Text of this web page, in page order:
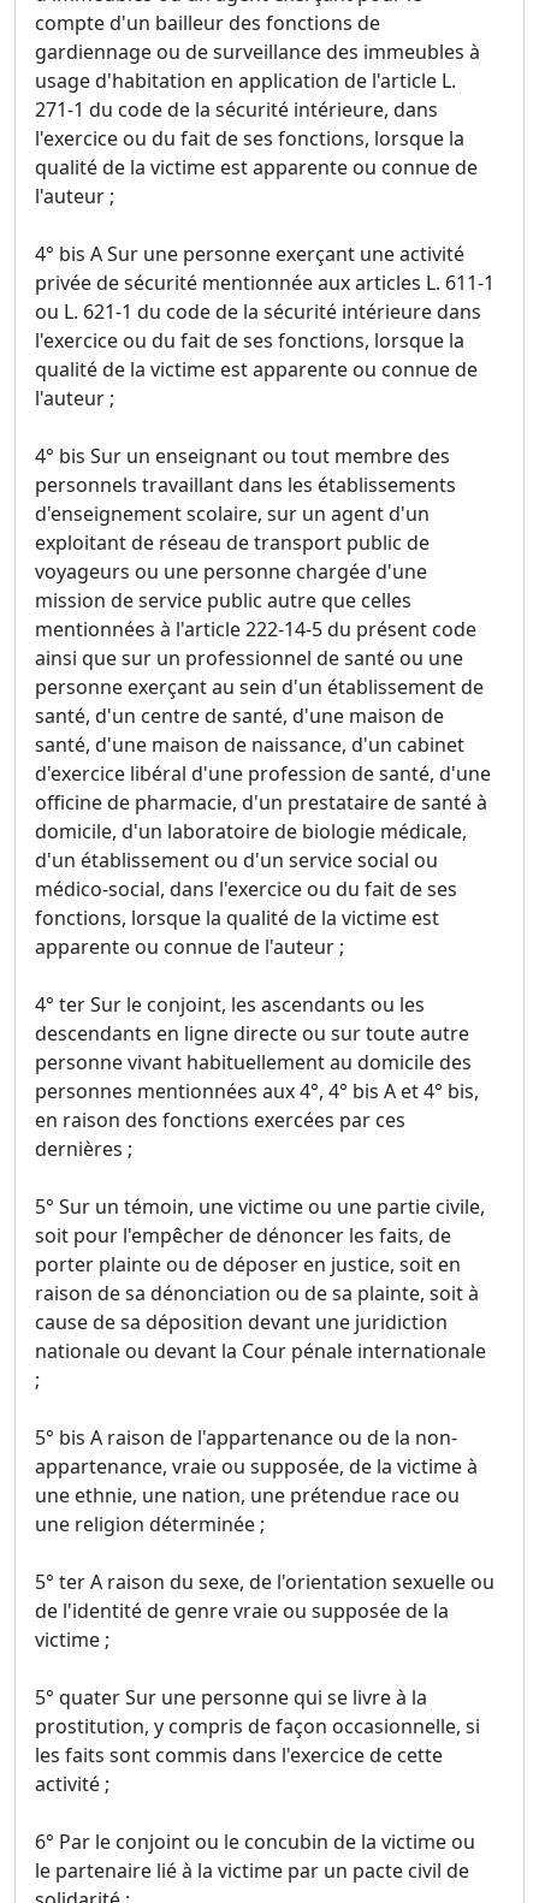
compte d'un bailleur des fonctions de
gardiennage ou de surveillance des immeubles à
usage d'habitation en application de l'article L.
271-1 du code de la sécurité intérieure, dans
l'exercice ou du fait de ses fonctions, lorsque la
qualité de la victime est apparente ou connue de
l'auteur ;
4° bis A Sur une personne exerçant une activité
privée de sécurité mentionnée aux articles L. 611-1
ou L. 621-1 du code de la sécurité intérieure dans
l'exercice ou du fait de ses fonctions, lorsque la
qualité de la victime est apparente ou connue de
l'auteur ;
4° bis Sur un enseignant ou tout membre des
personnels travaillant dans les établissements
d'enseignement scolaire, sur un agent d'un
exploitant de réseau de transport public de
voyageurs ou une personne chargée d'une
mission de service public autre que celles
mentionnées à l'article 222-14-5 du présent code
ainsi que sur un professionnel de santé ou une
personne exerçant au sein d'un établissement de
santé, d'un centre de santé, d'une maison de
santé, d'une maison de naissance, d'un cabinet
d'exercice libéral d'une profession de santé, d'une
officine de pharmacie, d'un prestataire de santé à
domicile, d'un laboratoire de biologie médicale,
d'un établissement ou d'un service social ou
médico-social, dans l'exercice ou du fait de ses
fonctions, lorsque la qualité de la victime est
apparente ou connue de l'auteur ;
4° ter Sur le conjoint, les ascendants ou les
descendants en ligne directe ou sur toute autre
personne vivant habituellement au domicile des
personnes mentionnées aux 4°, 4° bis A et 4° bis,
en raison des fonctions exercées par ces
dernières ;
5° Sur un témoin, une victime ou une partie civile,
soit pour l'empêcher de dénoncer les faits, de
porter plainte ou de déposer en justice, soit en
raison de sa dénonciation ou de sa plainte, soit à
cause de sa déposition devant une juridiction
nationale ou devant la Cour pénale internationale
;
5° bis A raison de l'appartenance ou de la non-
appartenance, vraie ou supposée, de la victime à
une ethnie, une nation, une prétendue race ou
une religion déterminée ;
5° ter A raison du sexe, de l'orientation sexuelle ou
de l'identité de genre vraie ou supposée de la
victime ;
5° quater Sur une personne qui se livre à la
prostitution, y compris de façon occasionnelle, si
les faits sont commis dans l'exercice de cette
activité ;
6° Par le conjoint ou le concubin de la victime ou
le partenaire lié à la victime par un pacte civil de